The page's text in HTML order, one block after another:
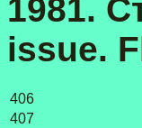
1981.
issue.
406
407